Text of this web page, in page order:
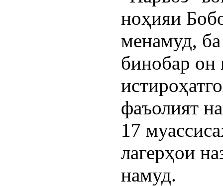
ноҳияи
менамуд, ба
бинобар он
фаъолият
17
лагерҳои
намуд.